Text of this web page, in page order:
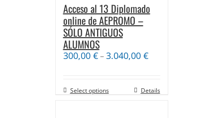
Acceso al 13 Diplomado
online de AEPROMO –
SÓLO ANTIGUOS
ALUMNOS
300,00 €–3.040,00 €
Select options Details